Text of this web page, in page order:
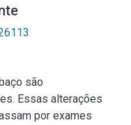
são
Essas alterações
por exames